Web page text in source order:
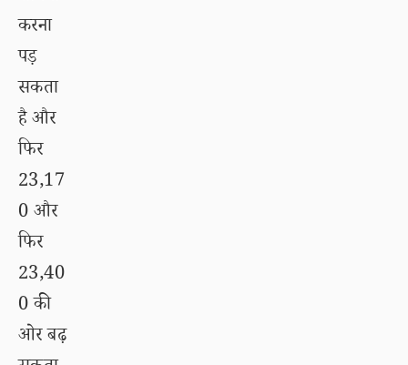
करना
पड़
सकता
है और
फिर
23,17
0 और
फिर
23,40
0 की
ओर बढ़